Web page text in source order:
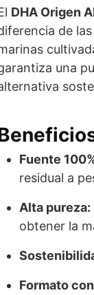
DHA Origen
de
una
Fuente
residual a
Alta pureza:
obtener la
Formato